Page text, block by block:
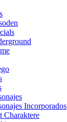
Incorporados
Charaktere